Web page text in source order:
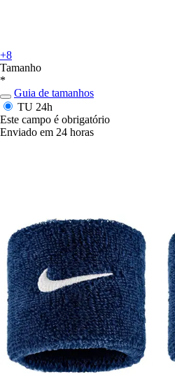
+8
Tamanho
*
Guia de tamanhos
TU 24h
Este campo é obrigatório
Enviado em 24 horas